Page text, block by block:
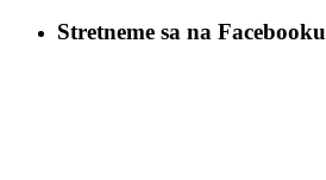
Stretneme sa na Facebooku